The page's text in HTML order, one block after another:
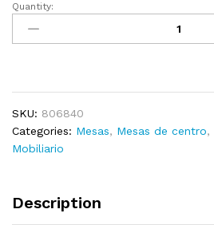
Mesa
centro
blanco
103,5x60x40
cm
Quantity:
SKU: 806840
Categories: Mesas, Mesas de centro,
Mobiliario
Description